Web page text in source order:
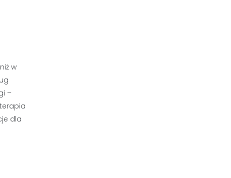
w
–
dla